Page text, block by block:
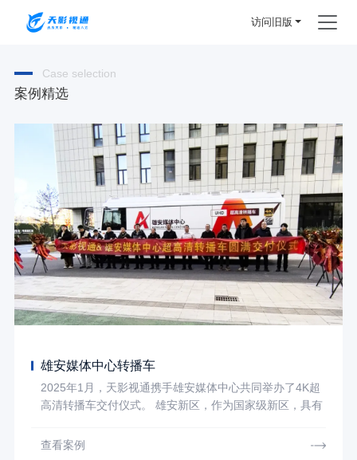
访问旧版
Case selection
案例精选
雄安媒体中心转播车
2025年1月，天影视通携手雄安媒体中心共同举办了4K超
高清转播车交付仪式。 雄安新区，作为国家级新区，具有
的城市新区，而是承载着推动中国区域协调发展、探索新
查看案例